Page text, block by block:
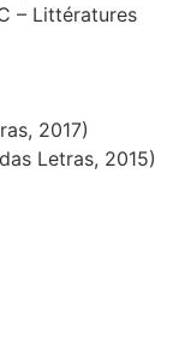
– Littératures
2017)
Letras, 2015)